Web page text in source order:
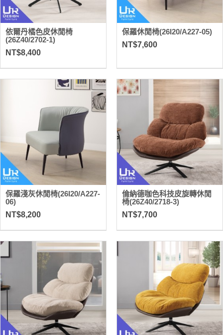
依爾丹橘色皮休閒椅
(26Z40/2702-1)
NT$8,400
保羅休閒椅(26I20/A227-05)
NT$7,600
保羅淺灰休閒椅(26I20/A227-
06)
NT$8,200
倫納德咖色科技皮旋轉休閒
椅(26Z40/2718-3)
NT$7,700